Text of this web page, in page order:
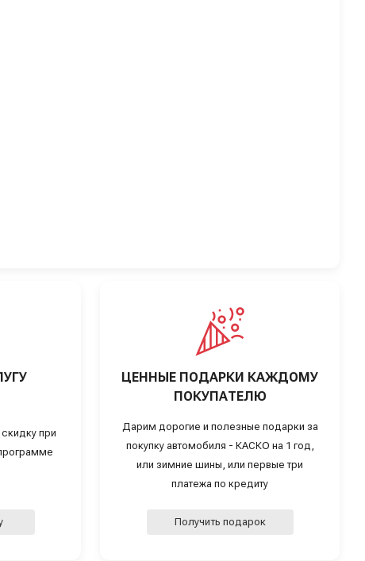
при
ЦЕННЫЕ ПОДАРКИ КАЖДОМУ
ПОКУПАТЕЛЮ
Дарим дорогие и полезные подарки за
покупку автомобиля - КАСКО на 1 год,
или зимние шины, или первые три
платежа по кредиту
Получить подарок